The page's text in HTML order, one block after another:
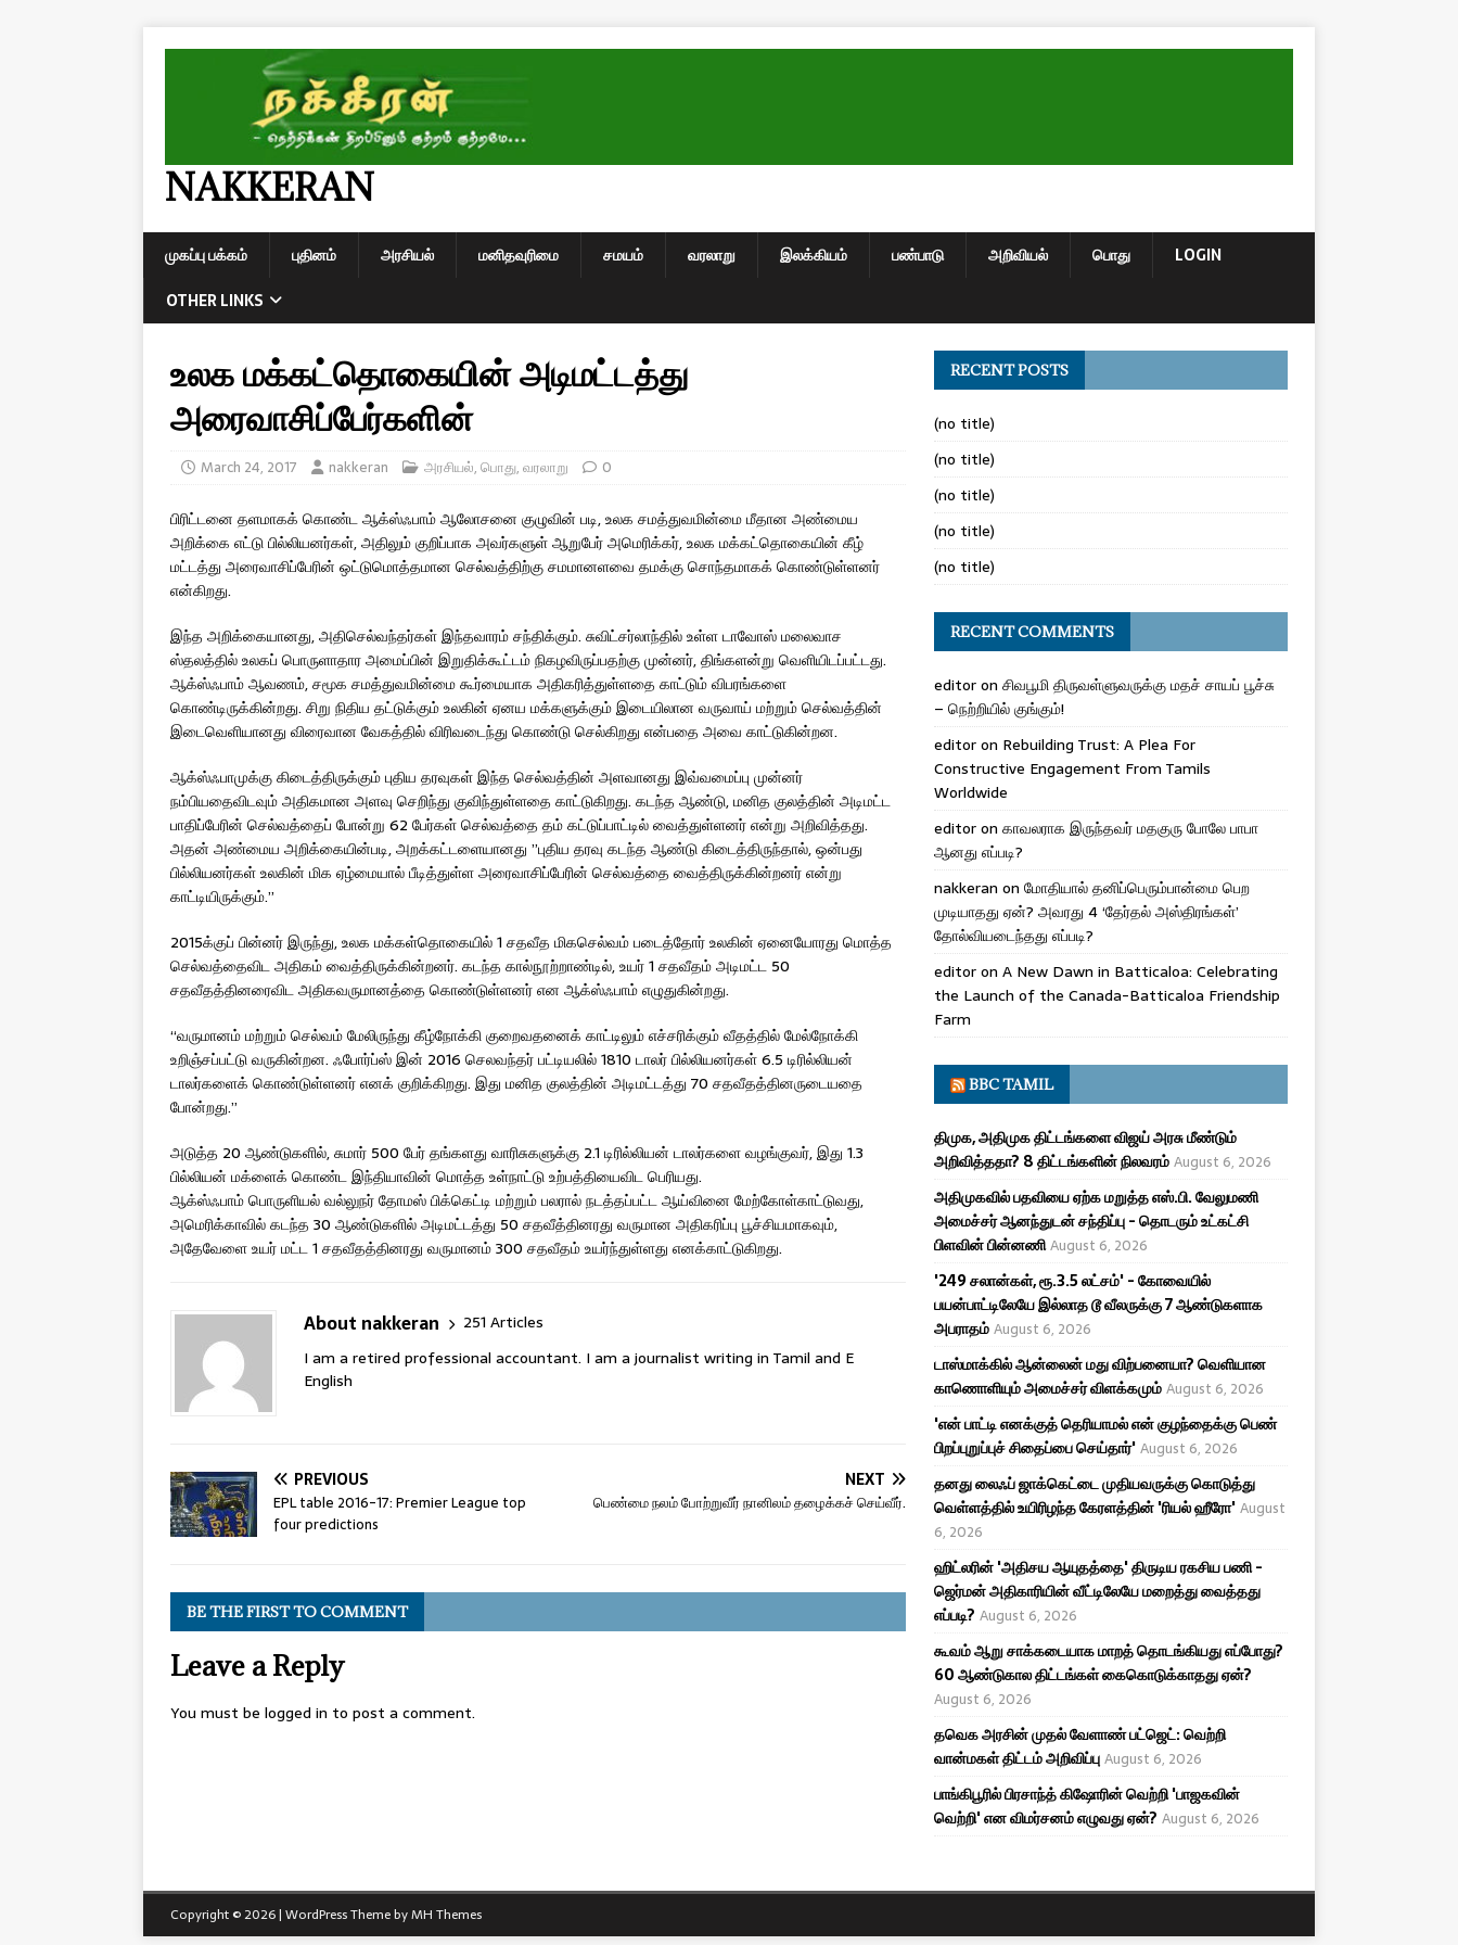
NAKKERAN
முகப்பு பக்கம் புதினம் அரசியல் மனிதவுரிமை சமயம் வரலாறு இலக்கியம் பண்பாடு அறிவியல் பொது
LOGIN
OTHER LINKS
உலக மக்கட்தொகையின் அடிமட்டத்து
அரைவாசிப்பேர்களின்
March 24, 2017 nakkeran அரசியல்,பொது,வரலாறு 0
பிரிட்டனை தளமாகக் கொண்ட ஆக்ஸ்ஃபாம் ஆலோசனை குழுவின் படி, உலக சமத்துவமின்மை மீதான அண்மைய
அறிக்கை எட்டு பில்லியனர்கள், அதிலும் குறிப்பாக அவர்களுள் ஆறுபேர் அமெரிக்கர், உலக மக்கட்தொகையின் கீழ்
மட்டத்து அரைவாசிப்பேரின் ஒட்டுமொத்தமான செல்வத்திற்கு சமமானளவை தமக்கு சொந்தமாகக் கொண்டுள்ளனர்
என்கிறது.
இந்த அறிக்கையானது, அதிசெல்வந்தர்கள் இந்தவாரம் சந்திக்கும். சுவிட்சர்லாந்தில் உள்ள டாவோஸ் மலைவாச
ஸ்தலத்தில் உலகப் பொருளாதார அமைப்பின் இறுதிக்கூட்டம் நிகழவிருப்பதற்கு முன்னர், திங்களன்று வெளியிடப்பட்டது.
ஆக்ஸ்ஃபாம் ஆவணம், சமூக சமத்துவமின்மை கூர்மையாக அதிகரித்துள்ளதை காட்டும் விபரங்களை
கொண்டிருக்கின்றது. சிறு நிதிய தட்டுக்கும் உலகின் ஏனய மக்களுக்கும் இடையிலான வருவாய் மற்றும் செல்வத்தின்
இடைவெளியானது விரைவான வேகத்தில் விரிவடைந்து கொண்டு செல்கிறது என்பதை அவை காட்டுகின்றன.
ஆக்ஸ்ஃபாமுக்கு கிடைத்திருக்கும் புதிய தரவுகள் இந்த செல்வத்தின் அளவானது இவ்வமைப்பு முன்னர்
நம்பியதைவிடவும் அதிகமான அளவு செறிந்து குவிந்துள்ளதை காட்டுகிறது. கடந்த ஆண்டு, மனித குலத்தின் அடிமட்ட
பாதிப்பேரின் செல்வத்தைப் போன்று 62 பேர்கள் செல்வத்தை தம் கட்டுப்பாட்டில் வைத்துள்ளனர் என்று அறிவித்தது.
அதன் அண்மைய அறிக்கையின்படி, அறக்கட்டளையானது ”புதிய தரவு கடந்த ஆண்டு கிடைத்திருந்தால், ஒன்பது
பில்லியனர்கள் உலகின் மிக ஏழ்மையால் பீடித்துள்ள அரைவாசிப்பேரின் செல்வத்தை வைத்திருக்கின்றனர் என்று
காட்டியிருக்கும்.”
2015க்குப் பின்னர் இருந்து, உலக மக்கள்தொகையில் 1 சதவீத மிகசெல்வம் படைத்தோர் உலகின் ஏனையோரது மொத்த
செல்வத்தைவிட அதிகம் வைத்திருக்கின்றனர். கடந்த கால்நூற்றாண்டில், உயர் 1 சதவீதம் அடிமட்ட 50
சதவீதத்தினரைவிட அதிகவருமானத்தை கொண்டுள்ளனர் என ஆக்ஸ்ஃபாம் எழுதுகின்றது.
“வருமானம் மற்றும் செல்வம் மேலிருந்து கீழ்நோக்கி குறைவதனைக் காட்டிலும் எச்சரிக்கும் வீதத்தில் மேல்நோக்கி
உறிஞ்சப்பட்டு வருகின்றன. ஃபோர்ப்ஸ் இன் 2016 செலவந்தர் பட்டியலில் 1810 டாலர் பில்லியனர்கள் 6.5 டிரில்லியன்
டாலர்களைக் கொண்டுள்ளனர் எனக் குறிக்கிறது. இது மனித குலத்தின் அடிமட்டத்து 70 சதவீதத்தினருடையதை
போன்றது.”
அடுத்த 20 ஆண்டுகளில், சுமார் 500 பேர் தங்களது வாரிசுகளுக்கு 2.1 டிரில்லியன் டாலர்களை வழங்குவர், இது 1.3
பில்லியன் மக்ளைக் கொண்ட இந்தியாவின் மொத்த உள்நாட்டு உற்பத்தியைவிட பெரியது.
ஆக்ஸ்ஃபாம் பொருளியல் வல்லுநர் தோமஸ் பிக்கெட்டி மற்றும் பலரால் நடத்தப்பட்ட ஆய்வினை மேற்கோள்காட்டுவது,
அமெரிக்காவில் கடந்த 30 ஆண்டுகளில் அடிமட்டத்து 50 சதவீத்தினரது வருமான அதிகரிப்பு பூச்சியமாகவும்,
அதேவேளை உயர் மட்ட 1 சதவீதத்தினரது வருமானம் 300 சதவீதம் உயர்ந்துள்ளது எனக்காட்டுகிறது.
About nakkeran
251 Articles
I am a retired professional accountant. I am a journalist writing in Tamil and E
English
PREVIOUS
EPL table 2016-17: Premier League top
four predictions
NEXT
பெண்மை நலம் போற்றுவீர் நானிலம் தழைக்கச் செய்வீர்.
BE THE FIRST TO COMMENT
Leave a Reply
You must be logged in to post a comment.
RECENT POSTS
(no title)
(no title)
(no title)
(no title)
(no title)
RECENT COMMENTS
editoron சிவபூமி திருவள்ளுவருக்கு மதச் சாயப் பூச்சு
– நெற்றியில் குங்கும்!
editoron Rebuilding Trust: A Plea For
Constructive Engagement From Tamils
Worldwide
editoron காவலராக இருந்தவர் மதகுரு போலே பாபா
ஆனது எப்படி?
nakkeran on மோதியால் தனிப்பெரும்பான்மை பெற
முடியாதது ஏன்? அவரது 4 ‘தேர்தல் அஸ்திரங்கள்’
தோல்வியடைந்தது எப்படி?
editoron A New Dawn in Batticaloa: Celebrating
the Launch of the Canada-Batticaloa Friendship
Farm
BBC TAMIL
திமுக, அதிமுக திட்டங்களை விஜய் அரசு மீண்டும்
அறிவித்ததா? 8 திட்டங்களின் நிலவரம் August 6, 2026
அதிமுகவில் பதவியை ஏற்க மறுத்த எஸ்.பி. வேலுமணி
அமைச்சர் ஆனந்துடன் சந்திப்பு - தொடரும் உட்கட்சி
பிளவின் பின்னணி August 6, 2026
'249 சலான்கள், ரூ.3.5 லட்சம்' - கோவையில்
பயன்பாட்டிலேயே இல்லாத டூ வீலருக்கு 7 ஆண்டுகளாக
அபராதம் August 6, 2026
டாஸ்மாக்கில் ஆன்லைன் மது விற்பனையா? வெளியான
காணொளியும் அமைச்சர் விளக்கமும் August 6, 2026
'என் பாட்டி எனக்குத் தெரியாமல் என் குழந்தைக்கு பெண்
பிறப்புறுப்புச் சிதைப்பை செய்தார்' August 6, 2026
தனது லைஃப் ஜாக்கெட்டை முதியவருக்கு கொடுத்து
வெள்ளத்தில் உயிரிழந்த கேரளத்தின் 'ரியல் ஹீரோ' August
6, 2026
ஹிட்லரின் 'அதிசய ஆயுதத்தை' திருடிய ரகசிய பணி -
ஜெர்மன் அதிகாரியின் வீட்டிலேயே மறைத்து வைத்தது
எப்படி? August 6, 2026
கூவம் ஆறு சாக்கடையாக மாறத் தொடங்கியது எப்போது?
60 ஆண்டுகால திட்டங்கள் கைகொடுக்காதது ஏன்?
August 6, 2026
தவெக அரசின் முதல் வேளாண் பட்ஜெட்: வெற்றி
வான்மகள் திட்டம் அறிவிப்பு August 6, 2026
பாங்கிபூரில் பிரசாந்த் கிஷோரின் வெற்றி 'பாஜகவின்
வெற்றி' என விமர்சனம் எழுவது ஏன்? August 6, 2026
Copyright © 2026 | WordPress Theme byMH Themes